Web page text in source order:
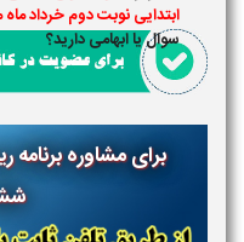
ابتدایی نوبت دوم خرداد ماه
سوال یا ابهامی دارید؟
برای مشاوره